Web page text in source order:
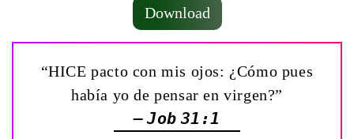
Download
“HICE pacto con mis ojos: ¿Cómo pues
había yo de pensar en virgen?”
— Job 31:1